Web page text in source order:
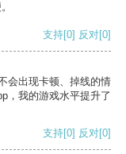
支持[0] 反对[0]
会出现卡顿、掉线的情
，我的游戏水平提升了
支持[0] 反对[0]